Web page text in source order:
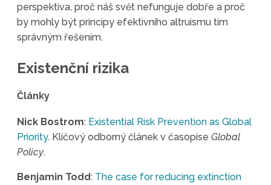
perspektiva, proč náš svět nefunguje dobře a proč
by mohly být principy efektivního altruismu tím
správným řešením.
Existenční rizika
Články
Nick Bostrom: Existential Risk Prevention as Global
Priority. Klíčový odborný článek v časopise Global
Policy.
Benjamin Todd: The case for reducing extinction